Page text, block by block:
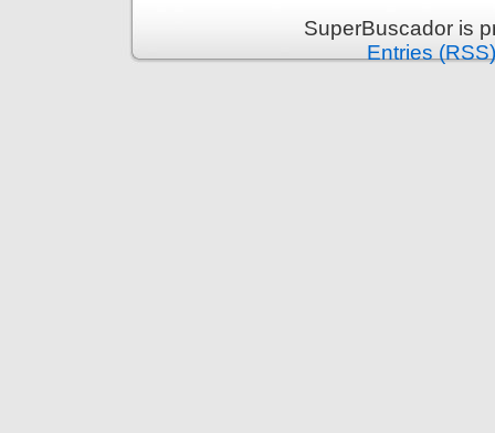
SuperBuscador is
Entries (RSS)